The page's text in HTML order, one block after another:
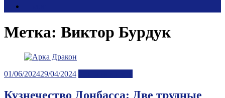
Метка: Виктор Бурдук
Posted
01/06/202429/04/2024
Кузнечество Донбасса: Две трудные